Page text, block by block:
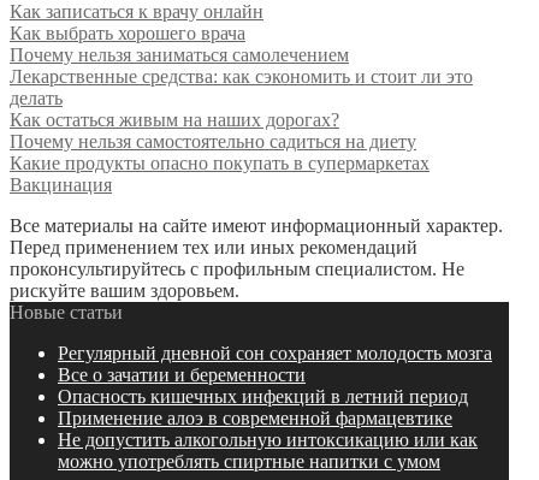
Как записаться к врачу онлайн
Как выбрать хорошего врача
Почему нельзя заниматься самолечением
Лекарственные средства: как сэкономить и стоит ли это
делать
Как остаться живым на наших дорогах?
Почему нельзя самостоятельно садиться на диету
Какие продукты опасно покупать в супермаркетах
Вакцинация
Все материалы на сайте имеют информационный характер.
Перед применением тех или иных рекомендаций
проконсультируйтесь с профильным специалистом. Не
рискуйте вашим здоровьем.
Новые статьи
Регулярный дневной сон сохраняет молодость мозга
Все о зачатии и беременности
Опасность кишечных инфекций в летний период
Применение алоэ в современной фармацевтике
Не допустить алкогольную интоксикацию или как
можно употреблять спиртные напитки с умом